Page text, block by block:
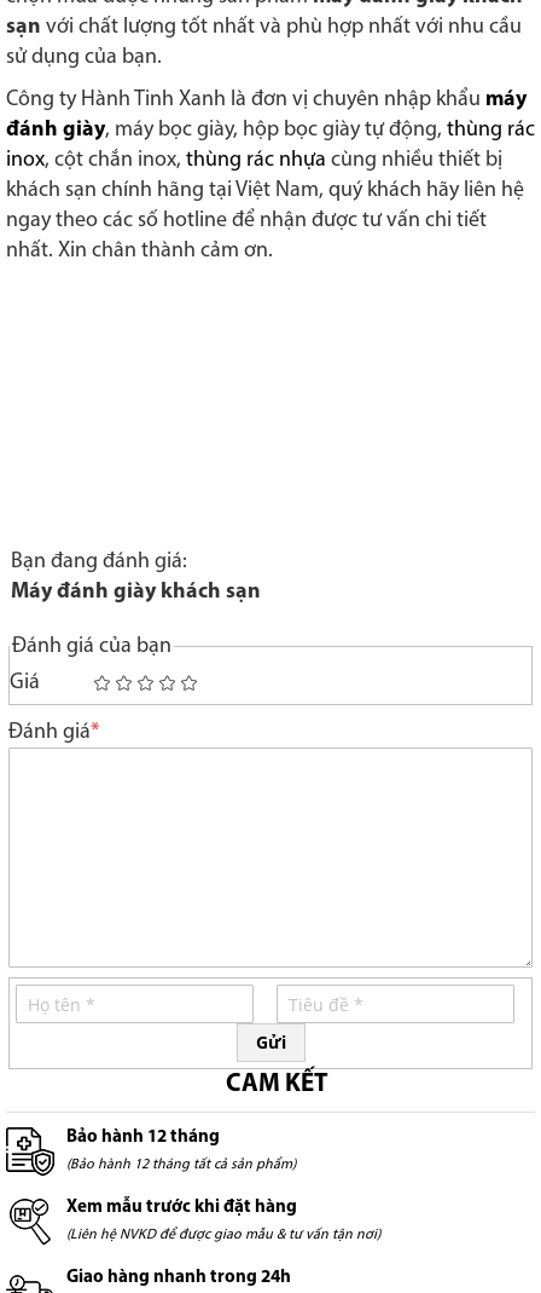
sạn với chất lượng tốt nhất và phù hợp nhất với nhu cầu
sử dụng của bạn.
Công ty Hành Tinh Xanh là đơn vị chuyên nhập khẩu máy
đánh giày, máy bọc giày, hộp bọc giày tự động, thùng rác
inox, cột chắn inox, thùng rác nhựa cùng nhiều thiết bị
khách sạn chính hãng tại Việt Nam, quý khách hãy liên hệ
ngay theo các số hotline để nhận được tư vấn chi tiết
nhất. Xin chân thành cảm ơn.
Bạn đang đánh giá:
Máy đánh giày khách sạn
Đánh giá của bạn
Giá
1
star
2
stars
3
stars
4
stars
5
stars
Đánh giá
Gửi
CAM KẾT
Bảo hành 12 tháng
(Bảo hành 12 tháng tất cả sản phẩm)
Xem mẫu trước khi đặt hàng
(Liên hệ NVKD để được giao mẫu & tư vấn tận nơi)
Giao hàng nhanh trong 24h